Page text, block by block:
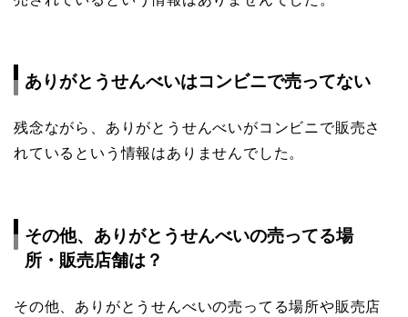
ありがとうせんべいはコンビニで売ってない
残念ながら、ありがとうせんべいがコンビニで販売さ
れているという情報はありませんでした。
その他、ありがとうせんべいの売ってる場
所・販売店舗は？
その他、ありがとうせんべいの売ってる場所や販売店